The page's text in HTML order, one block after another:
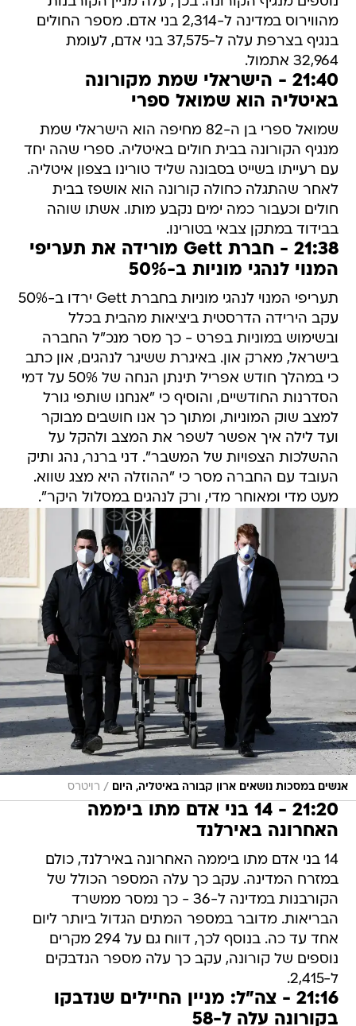
מהווירוס במדינה ל-2,314 בני אדם. מספר החולים
בנגיף בצרפת עלה ל-37,575 בני אדם, לעומת
32,964 אתמול.
21:40 - הישראלי שמת מקורונה
באיטליה הוא שמואל ספרי
שמואל ספרי בן ה-82 מחיפה הוא הישראלי שמת
מנגיף הקורונה בבית חולים באיטליה. ספרי שהה יחד
עם רעייתו בשייט בסבונה שליד טורינו בצפון איטליה.
לאחר שהתגלה כחולה קורונה הוא אושפז בבית
חולים וכעבור כמה ימים נקבע מותו. אשתו שוהה
בבידוד במתקן צבאי בטורינו.
21:38 - חברת Gett מורידה את תעריפי
המנוי לנהגי מוניות ב-50%
תעריפי המנוי לנהגי מוניות בחברת Gett ירדו ב-50%
עקב הירידה הדרסטית ביציאות מהבית בכלל
ובשימוש במוניות בפרט - כך מסר מנכ"ל החברה
בישראל, מארק און. באיגרת ששיגר לנהגים, און כתב
כי במהלך חודש אפריל תינתן הנחה של 50% על דמי
הסדרנות החודשיים, והוסיף כי "אנחנו שותפי גורל
למצב שוק המוניות, ומתוך כך אנו חושבים מבוקר
ועד לילה איך אפשר לשפר את המצב ולהקל על
ההשלכות הצפויות של המשבר". דני ברנר, נהג ותיק
העובד עם החברה מסר כי "ההוזלה היא מצג שווא.
מעט מדי ומאוחר מדי, ורק לנהגים במסלול היקר".
אנשים במסכות נושאים ארון קבורה באיטליה, היום / רויטרס
21:20 - 14 בני אדם מתו ביממה
האחרונה באירלנד
14 בני אדם מתו ביממה האחרונה באירלנד, כולם
במזרח המדינה. עקב כך עלה המספר הכולל של
הקורבנות במדינה ל-36 - כך נמסר ממשרד
הבריאות. מדובר במספר המתים הגדול ביותר ליום
אחד עד כה. בנוסף לכך, דווח גם על 294 מקרים
נוספים של קורונה, עקב כך עלה מספר הנדבקים
ל-2,415.
21:16 - צה"ל: מניין החיילים שנדבקו
בקורונה עלה ל-58